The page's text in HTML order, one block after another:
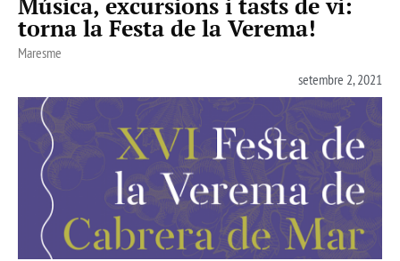
Música, excursions i tasts de vi:
torna la Festa de la Verema!
Maresme
setembre 2, 2021